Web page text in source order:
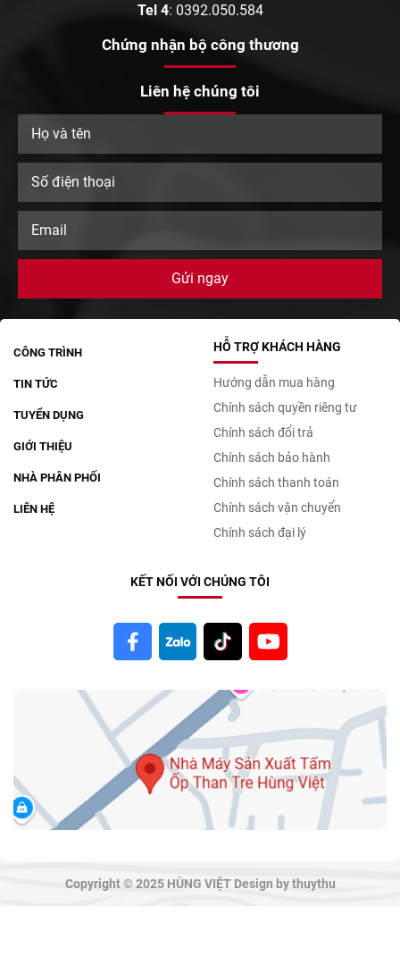
Tel 4: 0392.050.584
Chứng nhận bộ công thương
Liên hệ chúng tôi
CÔNG TRÌNH
TIN TỨC
TUYỂN DỤNG
GIỚI THIỆU
NHÀ PHÂN PHỐI
LIÊN HỆ
HỖ TRỢ KHÁCH HÀNG
Hướng dẫn mua hàng
Chính sách quyền riêng tư
Chính sách đổi trả
Chính sách bảo hành
Chính sách thanh toán
Chính sách vận chuyển
Chính sách đại lý
KẾT NỐI VỚI CHÚNG TÔI
Copyright © 2025 HÙNG VIỆT Design by thuythu